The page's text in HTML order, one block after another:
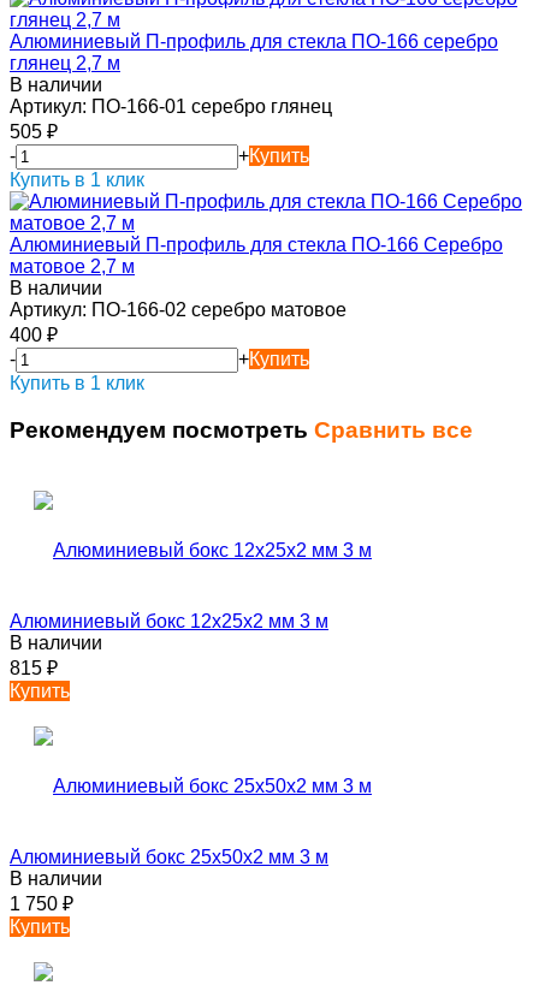
Алюминиевый П-профиль для стекла ПО-166 серебро
глянец 2,7 м
В наличии
Артикул: ПО-166-01 серебро глянец
505 ₽
-
+Купить
Купить в 1 клик
Алюминиевый П-профиль для стекла ПО-166 Серебро
матовое 2,7 м
В наличии
Артикул: ПО-166-02 серебро матовое
400 ₽
-
+Купить
Купить в 1 клик
Рекомендуем посмотреть Сравнить все
Алюминиевый бокс 12х25х2 мм 3 м
В наличии
815 ₽
Купить
Алюминиевый бокс 25х50х2 мм 3 м
В наличии
1 750 ₽
Купить